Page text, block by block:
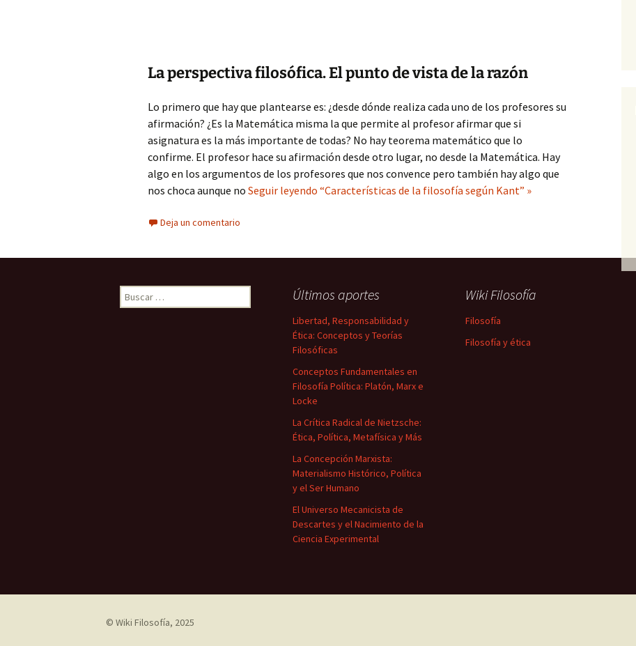
La perspectiva filosófica. El punto de vista de la razón
Lo primero que hay que plantearse es: ¿desde dónde realiza cada uno de los profesores su
afirmación? ¿Es la Matemática misma la que permite al profesor afirmar que si
asignatura es la más importante de todas? No hay teorema matemático que lo
confirme. El profesor hace su afirmación desde otro lugar, no desde la Matemática. Hay
algo en los argumentos de los profesores que nos convence pero también hay algo que
nos choca aunque no Seguir leyendo “Características de la filosofía según Kant” »
Deja un comentario
Buscar: Últimos aportes
Libertad, Responsabilidad y
Ética: Conceptos y Teorías
Filosóficas
Conceptos Fundamentales en
Filosofía Política: Platón, Marx e
Locke
La Crítica Radical de Nietzsche:
Ética, Política, Metafísica y Más
La Concepción Marxista:
Materialismo Histórico, Política
y el Ser Humano
El Universo Mecanicista de
Descartes y el Nacimiento de la
Ciencia Experimental
Wiki Filosofía
Filosofía
Filosofía y ética
© Wiki Filosofía, 2025